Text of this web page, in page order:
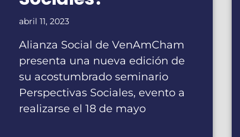
abril 11, 2023
Alianza Social de VenAmCham
presenta una nueva edición de
su acostumbrado seminario
Perspectivas Sociales, evento a
realizarse el 18 de mayo